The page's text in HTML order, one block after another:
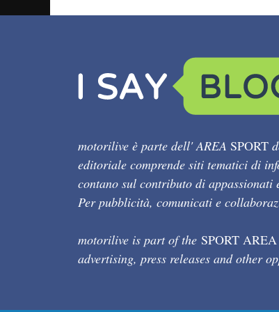
motorilive è parte dell' AREA SPORT
editoriale comprende siti tematici di
contano sul contributo di appassionati
Per pubblicità, comunicati e
motorilive is part of the SPORT AREA
advertising, press releases and other